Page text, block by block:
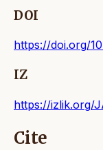
DOI
https://doi.org/
IZ
https://izlik.org/
Cite